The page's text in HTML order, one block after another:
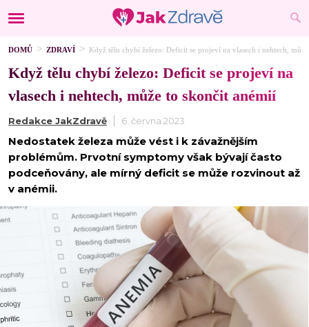
DOMŮ ZDRAVÍ Když tělu chybí železo: Deficit se projeví na vlasech i nehtech,
Když tělu chybí železo: Deficit se projeví na
vlasech i nehtech, může to skončit anémií
Redakce JakZdravě 6. června 2023
Nedostatek železa může vést i k závažnějším
problémům. Prvotní symptomy však bývají často
podceňovány, ale mírný deficit se může rozvinout až
v anémii.